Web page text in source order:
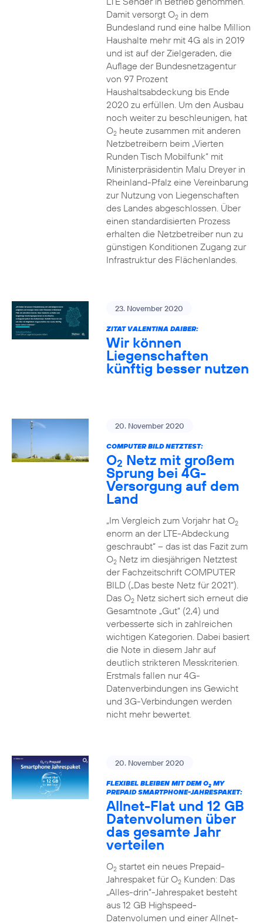
Damit versorgt O2in dem
Bundesland rund eine halbe Million
Haushalte mehr mit 4G als in 2019
und ist auf der Zielgeraden, die
Auflage der Bundesnetzagentur
von 97 Prozent
Haushaltsabdeckung bis Ende
2020 zu erfüllen. Um den Ausbau
noch weiter zu beschleunigen, hat
O2heute zusammen mit anderen
Netzbetreibern beim „Vierten
Runden Tisch Mobilfunk“ mit
Ministerpräsidentin Malu Dreyer in
Rheinland-Pfalz eine Vereinbarung
zur Nutzung von Liegenschaften
des Landes abgeschlossen. Über
einen standardisierten Prozess
erhalten die Netzbetreiber nun zu
günstigen Konditionen Zugang zur
Infrastruktur des Flächenlandes.
23. November 2020
ZITAT VALENTINA DAIBER:
Wir können
Liegenschaften
künftig besser nutzen
20. November 2020
COMPUTER BILD NETZTEST:
O2 Netz mit großem
Sprung bei 4G-
Versorgung auf dem
Land
„Im Vergleich zum Vorjahr hat O2
enorm an der LTE-Abdeckung
geschraubt“ – das ist das Fazit zum
O2Netz im diesjährigen Netztest
der Fachzeitschrift COMPUTER
BILD („Das beste Netz für 2021“).
Das O2Netz sichert sich erneut die
Gesamtnote „Gut“ (2,4) und
verbesserte sich in zahlreichen
wichtigen Kategorien. Dabei basiert
die Note in diesem Jahr auf
deutlich strikteren Messkriterien.
Erstmals fallen nur 4G-
Datenverbindungen ins Gewicht
und 3G-Verbindungen werden
nicht mehr bewertet.
20. November 2020
FLEXIBEL BLEIBEN MIT DEM O2MY
PREPAID SMARTPHONE-JAHRESPAKET:
Allnet-Flat und 12 GB
Datenvolumen über
das gesamte Jahr
verteilen
O2startet ein neues Prepaid-
Jahrespaket für O2Kunden: Das
„Alles-drin“-Jahrespaket besteht
aus 12 GB Highspeed-
Datenvolumen und einer Allnet-